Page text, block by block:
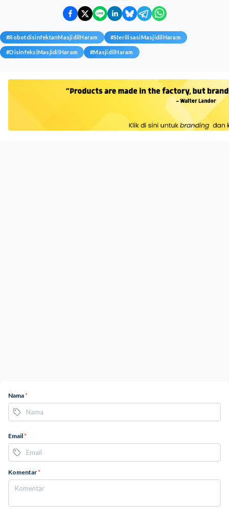
#RobotdisinfektanMasjidilHaram #SterilisasiMasjidilHaram
#DisinfeksiMasjidilHaram #MasjidilHaram
Nama*
Email*
Komentar*